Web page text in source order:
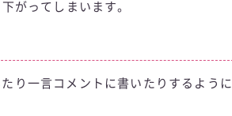
がってしまいます。
り一言コメントに書いたりするように